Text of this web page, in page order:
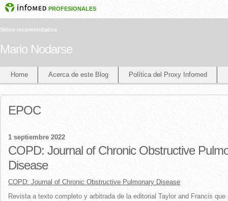
PROFESIONALES
Sitios recomendados
Mario Nodarse
Home Acerca de este Blog Política del Proxy Infomed
EPOC
1 septiembre 2022
COPD: Journal of Chronic Obstructive
Disease
COPD: Journal of Chronic Obstructive Pulmonary Disease
Revista a texto completo y arbitrada de la editorial Taylor and Francis que